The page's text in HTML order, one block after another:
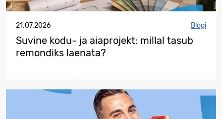
21.07.2026 Blogi
Suvine kodu- ja aiaprojekt: millal tasub
remondiks laenata?